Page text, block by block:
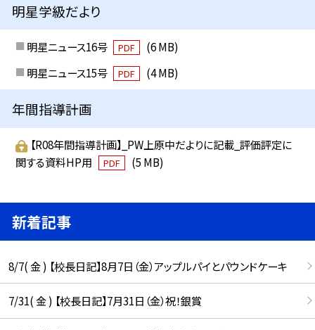
明星学級だより
明星ニュース16号 PDF
(6 MB)
明星ニュース15号
PDF (4 MB)
年間指導計画
【R08年間指導計画】_PW上原中だよりに記載_評価評定に
関する資料HP用
PDF (5 MB)
新着記事
8/7( 金 ) 【校長日記】8月7日（金）アップルパイとパウンドケーキ
7/31( 金 ) 【校長日記】7月31日（金）祝！銀賞